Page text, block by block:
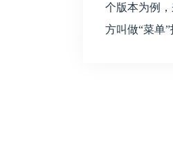
个版本为例
方叫做“菜单